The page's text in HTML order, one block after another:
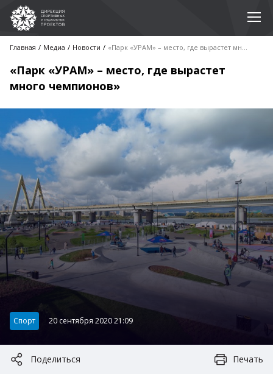
Главная Медиа Новости «Парк «УРАМ» – место, где вырастет много чемпионов»
«Парк «УРАМ» – место, где вырастет
много чемпионов»
Категория:
Спорт 20 сентября 2020 21:09
Поделиться Печать